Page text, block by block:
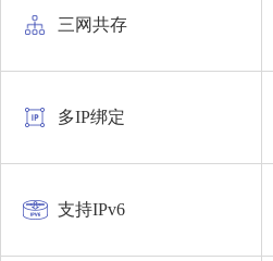
三网共存
多IP绑定
支持IPv6